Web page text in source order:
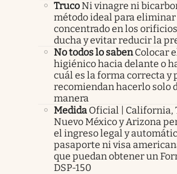
TrucoNi vinagre ni
método ideal para
concentrado en los
ducha y evitar reducir la
No todos lo saben Colocar
higiénico hacia delante o
cuál es la forma correcta y
recomiendan hacerlo solo
manera
Medida Oficial | California,
Nuevo México y Arizona
el ingreso legal y
pasaporte ni visa
que puedan obtener un
DSP-150